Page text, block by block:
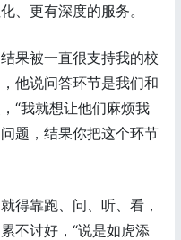
更有深度的服务。
果被一直很支持我的校
他说问答环节是我们和
“我就想让他们麻烦我
题，结果你把这个环节
得靠跑、问、听、看，
不讨好，“说是如虎添